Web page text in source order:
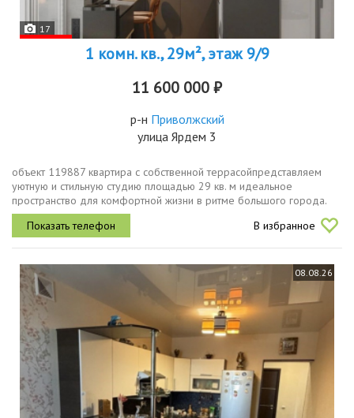
17
1 комн. кв., 29м², этаж 9/9
11 600 000 ₽
р-н Приволжский
улица Ярдем 3
объект 119887 квартира с собственной террасойпредставляем
уютную и стильную студию площадью 29 кв. м идеальное
пространство для комфортной жизни в ритме большого города.
главная фишка квартиры панорамные окна их здесь три, и они
наполняют комнату...
В избранное
08.08.26